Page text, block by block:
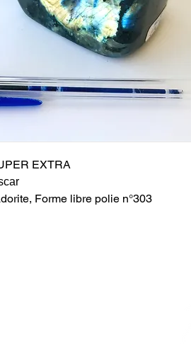
EXTRA
Forme libre polie n°303